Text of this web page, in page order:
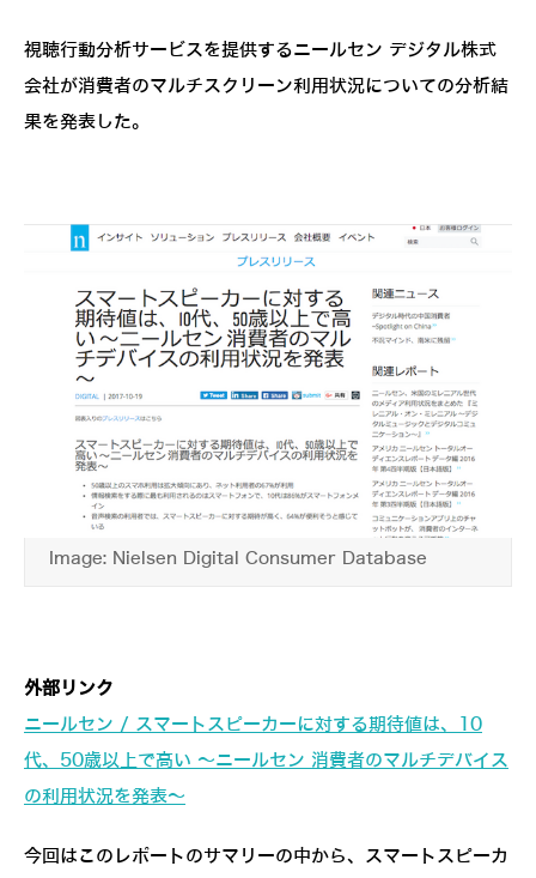
視聴行動分析サービスを提供するニールセン デジタル株式
会社が消費者のマルチスクリーン利用状況についての分析結
果を発表した。
Image: Nielsen Digital Consumer Database
外部リンク
ニールセン / スマートスピーカーに対する期待値は、10
代、50歳以上で高い ～ニールセン 消費者のマルチデバイス
の利用状況を発表～
今回はこのレポートのサマリーの中から、スマートスピーカ